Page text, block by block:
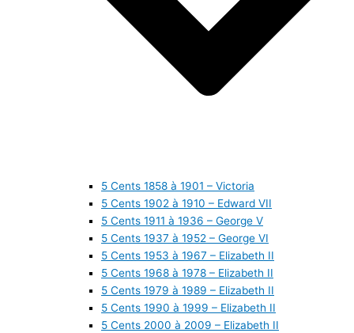
5 Cents 1858 à 1901 – Victoria
5 Cents 1902 à 1910 – Edward VII
5 Cents 1911 à 1936 – George V
5 Cents 1937 à 1952 – George VI
5 Cents 1953 à 1967 – Elizabeth II
5 Cents 1968 à 1978 – Elizabeth II
5 Cents 1979 à 1989 – Elizabeth II
5 Cents 1990 à 1999 – Elizabeth II
5 Cents 2000 à 2009 – Elizabeth II